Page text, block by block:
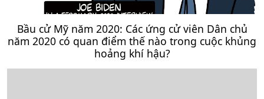
Bầu cử Mỹ năm 2020: Các ứng cử viên Dân chủ
năm 2020 có quan điểm thế nào trong cuộc khủng
hoảng khí hậu?